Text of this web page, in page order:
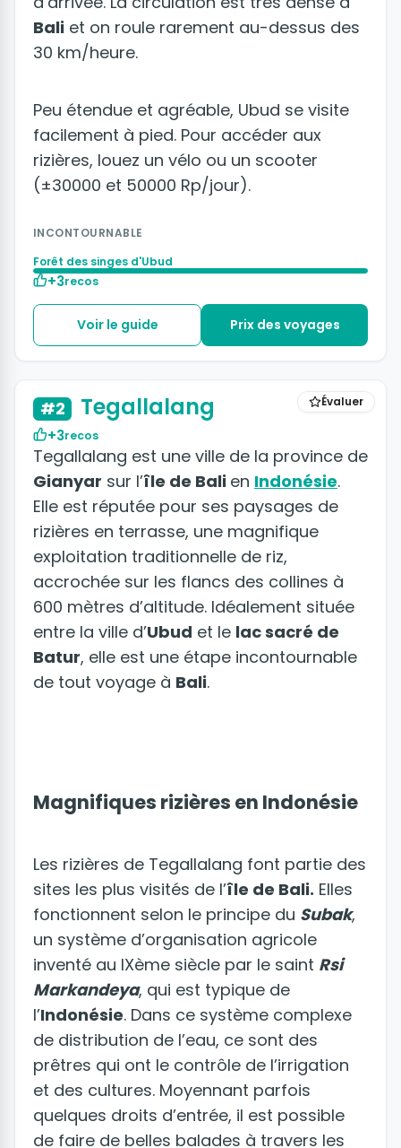
Bali et on roule rarement au-dessus des
30 km/heure.
Peu étendue et agréable, Ubud se visite
facilement à pied. Pour accéder aux
rizières, louez un vélo ou un scooter
(±30000 et 50000 Rp/jour).
INCONTOURNABLE
Forêt des singes d'Ubud
+3recos
Voir le guide Prix des voyages
Évaluer
#2 Tegallalang
+3recos
Tegallalang est une ville de la province de
Gianyar sur l’île de Bali en Indonésie.
Elle est réputée pour ses paysages de
rizières en terrasse, une magnifique
exploitation traditionnelle de riz,
accrochée sur les flancs des collines à
600 mètres d’altitude. Idéalement située
entre la ville d’Ubud et le lac sacré de
Batur, elle est une étape incontournable
de tout voyage à Bali.
Magnifiques rizières en Indonésie
Les rizières de Tegallalang font partie des
sites les plus visités de l’île de Bali. Elles
fonctionnent selon le principe du Subak,
un système d’organisation agricole
inventé au IXème siècle par le saint Rsi
Markandeya, qui est typique de
l’Indonésie. Dans ce système complexe
de distribution de l’eau, ce sont des
prêtres qui ont le contrôle de l’irrigation
et des cultures. Moyennant parfois
quelques droits d’entrée, il est possible
de faire de belles balades à travers les